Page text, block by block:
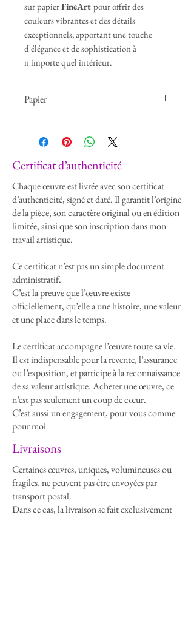
sur papierFineArt pour offrir des
couleurs vibrantes et des détails
exceptionnels, apportant une touche
d'élégance et de sophistication à
n'importe quel intérieur.
vos espaces de vie et de travail.
votre décoration.
Papier
​Certificat d’authenticité
Chaque œuvre est livrée avec son certificat
d’authenticité, signé et daté. Il garantit l’origine
de la pièce, son caractère original ou en édition
limitée, ainsi que son inscription dans mon
travail artistique.
Ce certificat n’est pas un simple document
administratif.
C’est la preuve que l’œuvre existe
officiellement, qu’elle a une histoire, une valeur
et une place dans le temps.
Le certificat accompagne l’œuvre toute sa vie.
Il est indispensable pour la revente, l’assurance
ou l’exposition, et participe à la reconnaissance
de sa valeur artistique. Acheter une œuvre, ce
n’est pas seulement un coup de cœur.
C’est aussi un engagement, pour vous comme
pour moi
Livraisons
Certaines œuvres, uniques, volumineuses ou
fragiles, ne peuvent pas être envoyées par
transport postal.
Dans ce cas, la livraison se fait exclusivement